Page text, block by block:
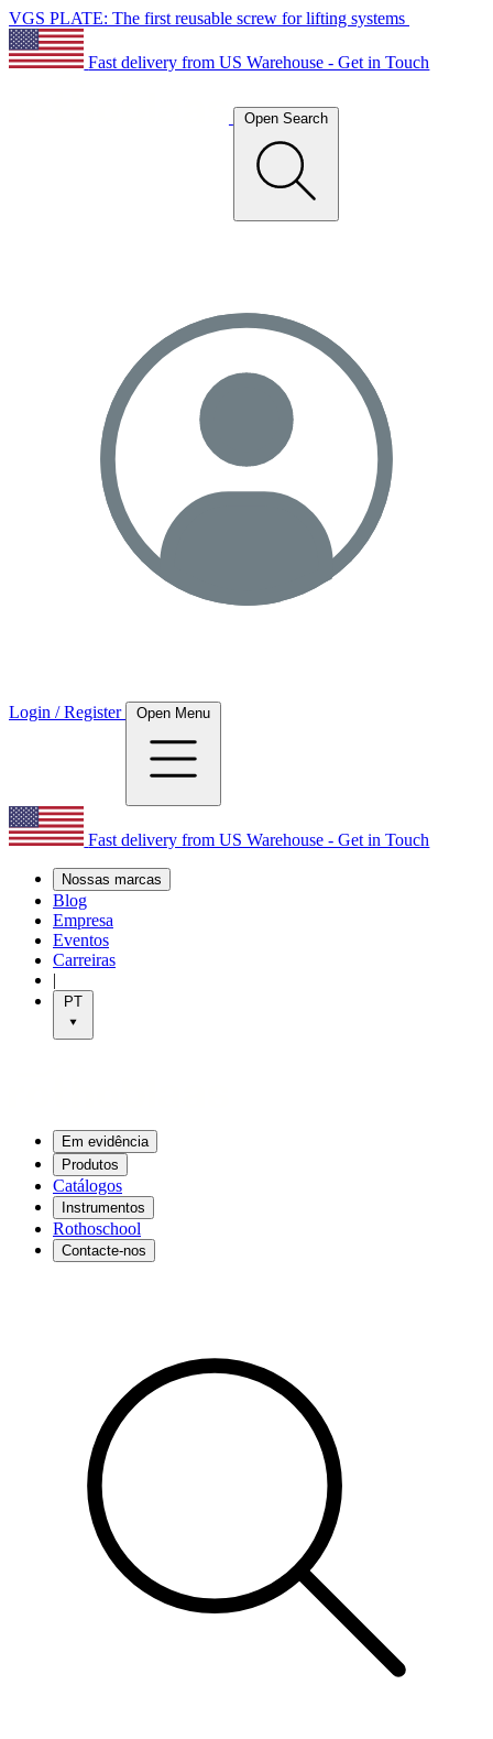
VGS PLATE: The first reusable screw for lifting systems
Fast delivery from US Warehouse - Get in Touch
Open Search
Login / Register Open Menu
Fast delivery from US Warehouse - Get in Touch
Nossas marcas
Blog
Empresa
Eventos
Carreiras
|
PT
Em evidência
Produtos
Catálogos
Instrumentos
Rothoschool
Contacte-nos